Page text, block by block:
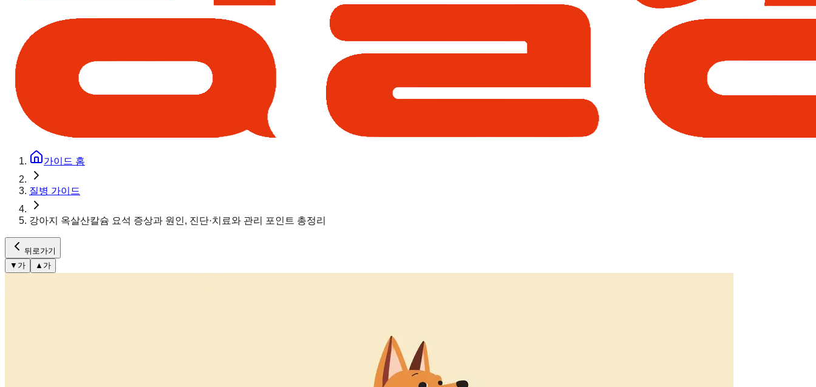
가이드 홈
질병 가이드
강아지 옥살산칼슘 요석 증상과 원인, 진단·치료와 관리 포인트 총정리
뒤로가기
▼ 가 ▲ 가